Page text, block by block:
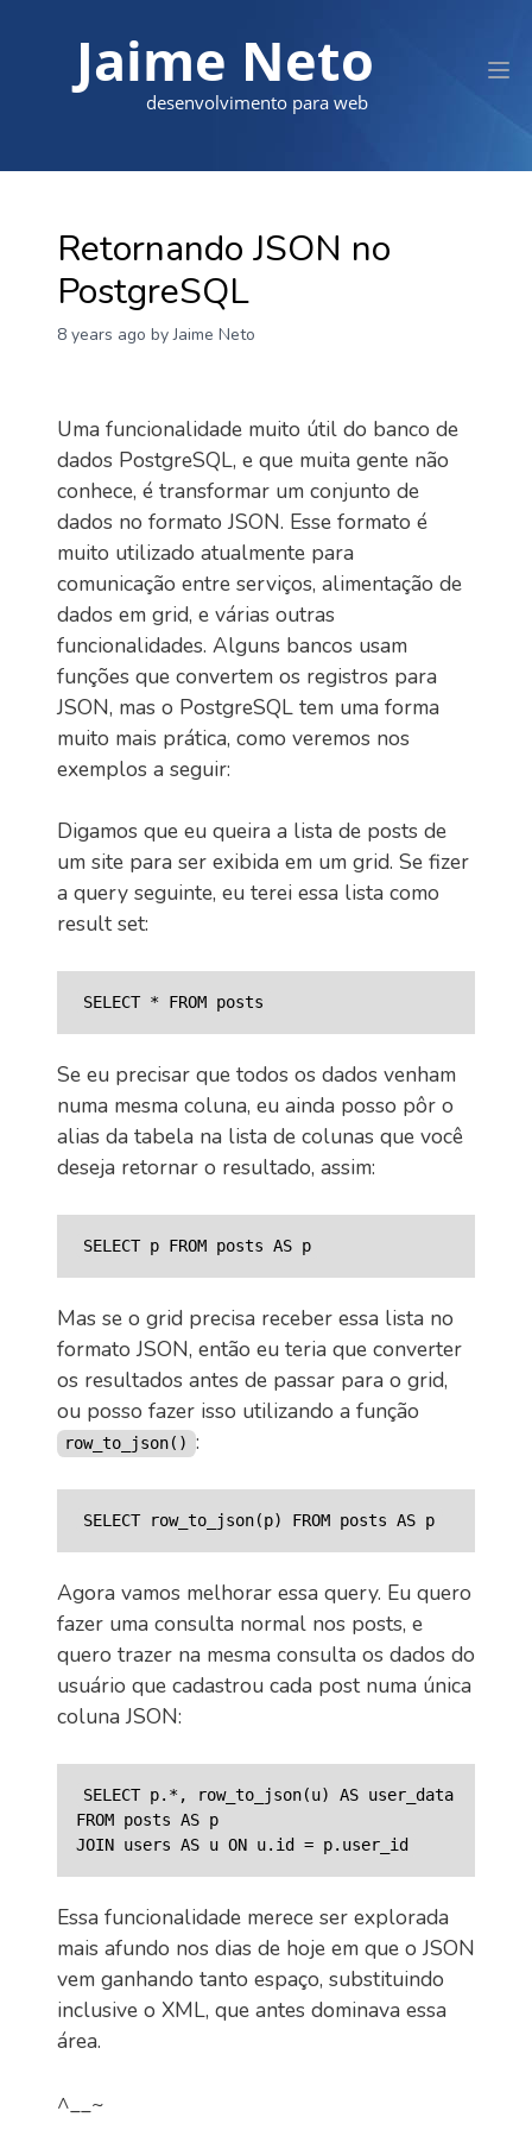
Jaime Neto
desenvolvimento para web
Retornando JSON no
PostgreSQL
8 years ago by Jaime Neto
Uma funcionalidade muito útil do banco de
dados PostgreSQL, e que muita gente não
conhece, é transformar um conjunto de
dados no formato JSON. Esse formato é
muito utilizado atualmente para
comunicação entre serviços, alimentação de
dados em grid, e várias outras
funcionalidades. Alguns bancos usam
funções que convertem os registros para
JSON, mas o PostgreSQL tem uma forma
muito mais prática, como veremos nos
exemplos a seguir:
Digamos que eu queira a lista de posts de
um site para ser exibida em um grid. Se fizer
a query seguinte, eu terei essa lista como
result set:
Se eu precisar que todos os dados venham
numa mesma coluna, eu ainda posso pôr o
alias da tabela na lista de colunas que você
deseja retornar o resultado, assim:
Mas se o grid precisa receber essa lista no
formato JSON, então eu teria que converter
os resultados antes de passar para o grid,
ou posso fazer isso utilizando a função
row_to_json() :
Agora vamos melhorar essa query. Eu quero
fazer uma consulta normal nos posts, e
quero trazer na mesma consulta os dados do
usuário que cadastrou cada post numa única
coluna JSON:
SELECT p.*, row_to_json(u) AS user_data
FROM posts AS p
Essa funcionalidade merece ser explorada
mais afundo nos dias de hoje em que o JSON
vem ganhando tanto espaço, substituindo
inclusive o XML, que antes dominava essa
área.
^__~